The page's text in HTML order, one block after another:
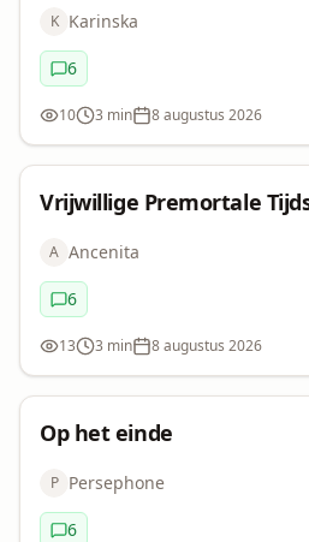
#36 Sterfdatum. Of
niet.
K Karinska
Commentaren:
6
Bekeken:
10Leestijd:
3 minDatum:
8 augustus 2026
Vrijwillige Premortale
A Ancenita
Commentaren:
6
Bekeken:
13Leestijd:
3 minDatum:
8 augustus 2026
Op het
einde
Op het einde
P Persephone
6